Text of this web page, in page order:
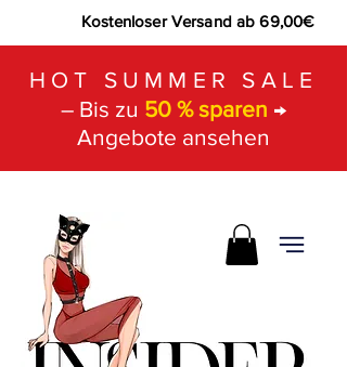
Kostenloser Versand ab 69,00€
HOT SUMMER SALE
– Bis zu 50 % sparen →
Angebote ansehen